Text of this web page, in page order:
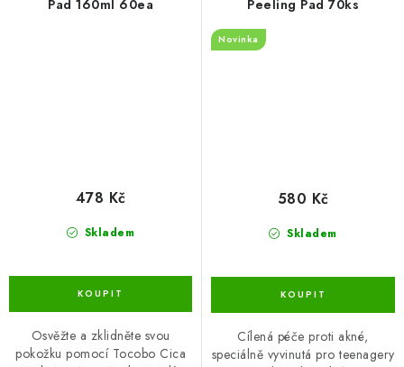
Pad 160ml 60ea
Skladem
478 Kč
Osvěžte a zklidněte svou
pokožku pomocí Tocobo Cica
Peeling Pad 70ks
Novinka
Skladem
580 Kč
Cílená péče proti akné,
speciálně vyvinutá pro teenagery